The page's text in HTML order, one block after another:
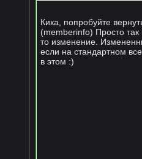
Кика, попробуйте
(memberinfo) Просто так
то изменение.
если на стандартном
в этом :)